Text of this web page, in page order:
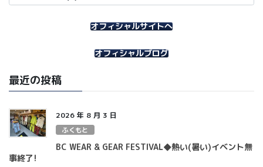
オフィシャルサイトへ
オフィシャルブログ
最近の投稿
2026 年 8 月 3 日
ふくもと
BC WEAR & GEAR FESTIVAL◆熱い(暑い)イベント無
事終了!